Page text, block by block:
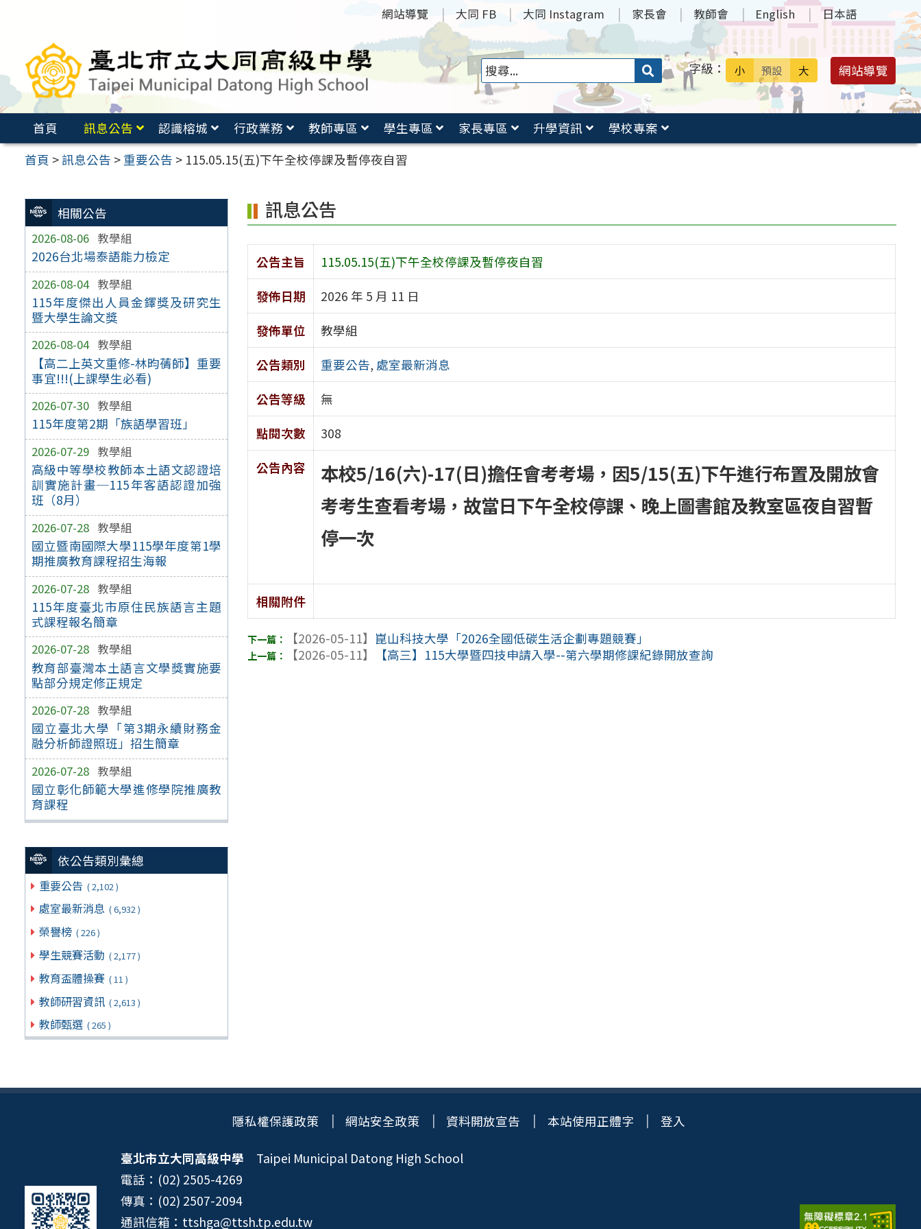
要
容
網站導覽 大同 FB 大同 Instagram 家長會 教師會 English 日本語
搜
送出 字級： 小 預設 大 網站導覽
首頁 訊息公告 認識榕城 行政業務 教師專區 學生專區 家長專區 升學資訊
學校專案
首頁 >訊息公告 > 重要公告 > 115.05.15(五)下午全校停課及暫停夜自習
相關公告
2026-08-06 教學組
2026台北場泰語能力檢定
2026-08-04 教學組
115年度傑出人員金鐸獎及研究生
暨大學生論文獎
2026-08-04 教學組
【高二上英文重修-林昀蒨師】重要
事宜!!!(上課學生必看)
2026-07-30 教學組
115年度第2期「族語學習班」
2026-07-29 教學組
高級中等學校教師本土語文認證培
訓實施計畫─115年客語認證加強
班（8月）
2026-07-28 教學組
國立暨南國際大學115學年度第1學
期推廣教育課程招生海報
2026-07-28 教學組
115年度臺北市原住民族語言主題
式課程報名簡章
2026-07-28 教學組
教育部臺灣本土語言文學獎實施要
點部分規定修正規定
2026-07-28 教學組
國立臺北大學「第3期永續財務金
融分析師證照班」招生簡章
2026-07-28 教學組
國立彰化師範大學進修學院推廣教
育課程
依公告類別彙總
重要公告 ( 2,102 )
處室最新消息 ( 6,932 )
榮譽榜 ( 226 )
學生競賽活動 ( 2,177 )
教育盃體操賽 ( 11 )
教師研習資訊 ( 2,613 )
教師甄選 ( 265 )
訊息公告
公告主旨
115.05.15(五)下午全校停課及暫停夜自習
發佈日期
2026 年 5 月 11 日
發佈單位
教學組
公告類別
重要公告, 處室最新消息
公告等級
無
點閱次數
308
公告內容
本校5/16(六)-17(日)擔任會考考場，因5/15(五)下午進行布置及開放會
考考生查看考場，故當日下午全校停課、晚上圖書館及教室區夜自習暫
停一次
相關附件
【2026-05-11】 崑山科技大學「2026全國低碳生活企劃專題競賽」
【2026-05-11】
【高三】115大學暨四技申請入學--第六學期修課紀錄開放查詢
隱私權保護政策 網站安全政策 資料開放宣告 本站使用正體字 登入
臺北市立大同高級中學 Taipei Municipal Datong High School
電話：(02) 2505-4269
傳真：(02) 2507-2094
通訊信箱：ttshga@ttsh.tp.edu.tw